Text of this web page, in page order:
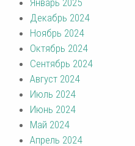
Декабрь 2024
Ноябрь 2024
Октябрь 2024
Сентябрь 2024
Август 2024
Июль 2024
Июнь 2024
Май 2024
Апрель 2024